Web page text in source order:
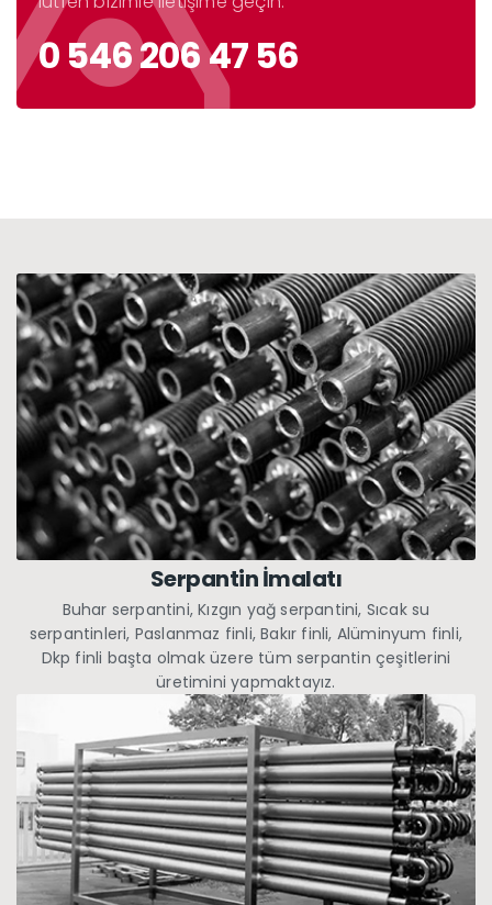
0 546 206 47 56
Serpantin İmalatı
Buhar serpantini, Kızgın yağ serpantini, Sıcak su
serpantinleri, Paslanmaz finli, Bakır finli, Alüminyum finli,
Dkp finli başta olmak üzere tüm serpantin çeşitlerini
üretimini yapmaktayız.